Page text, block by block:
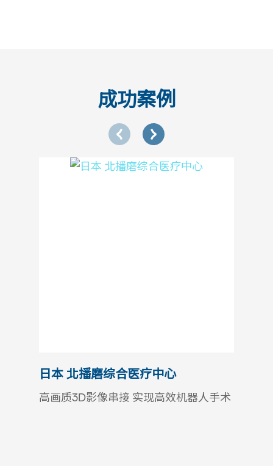
成功案例
日本 北播磨综合医疗中心
高画质3D影像串接 实现高效机器人手术